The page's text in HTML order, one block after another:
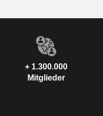
+ 1.300.000
Mitglieder